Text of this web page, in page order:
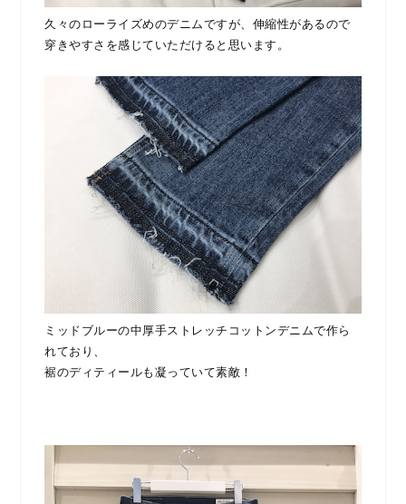
久々のローライズめのデニムですが、伸縮性があるので
穿きやすさを感じていただけると思います。
ミッドブルーの中厚手ストレッチコットンデニムで作ら
れており、
裾のディティールも凝っていて素敵！